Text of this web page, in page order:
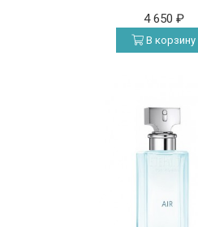
4 650 ₽
В корзину